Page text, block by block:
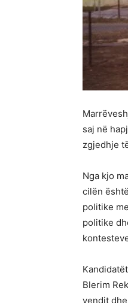
saj në
zgjedhje
Nga kjo
cilën
politike
politike
Blerim
vendit